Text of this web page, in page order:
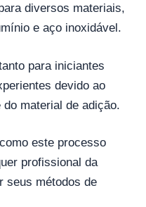
diversos materiais,
e aço inoxidável.
para iniciantes
devido ao
material de adição.
este processo
profissional da
seus métodos de